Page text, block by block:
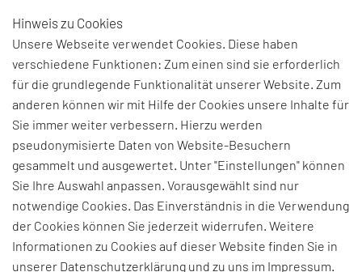
BEGRIFFSERKLÄRUNG:
DESIGN OF
EXPERIMENTS
eine Methodik zur Planung und statistischen
Auswertung von Versuchen
Hinweis zu Cookies
Unsere Webseite verwendet Cookies. Diese haben
verschiedene Funktionen: Zum einen sind sie erforderlich
für die grundlegende Funktionalität unserer Website. Zum
anderen können wir mit Hilfe der Cookies unsere Inhalte für
Sie immer weiter verbessern. Hierzu werden
pseudonymisierte Daten von Website-Besuchern
gesammelt und ausgewertet. Unter "Einstellungen" können
Sie Ihre Auswahl anpassen. Vorausgewählt sind nur
notwendige Cookies. Das Einverständnis in die Verwendung
der Cookies können Sie jederzeit widerrufen. Weitere
Informationen zu Cookies auf dieser Website finden Sie in
unserer Datenschutzerklärung und zu uns im Impressum.